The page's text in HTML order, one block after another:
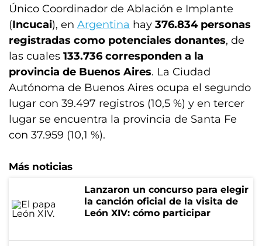
Único Coordinador de Ablación e Implante
(Incucai), en Argentina hay 376.834 personas
registradas como potenciales donantes, de
las cuales 133.736 corresponden a la
provincia de Buenos Aires. La Ciudad
Autónoma de Buenos Aires ocupa el segundo
lugar con 39.497 registros (10,5 %) y en tercer
lugar se encuentra la provincia de Santa Fe
con 37.959 (10,1 %).
Más noticias
Lanzaron un concurso para elegir
la canción oficial de la visita de
León XIV: cómo participar